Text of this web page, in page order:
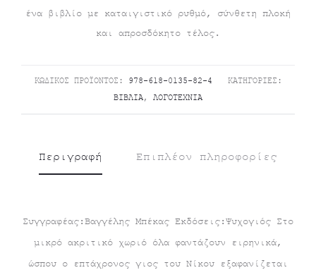
ένα βιβλίο με καταιγιστικό ρυθμό, σύνθετη πλοκή
και απροσδόκητο τέλος.
ΚΩΔΙΚΌΣ ΠΡΟΪΌΝΤΟΣ: 978-618-0135-82-4
ΚΑΤΗΓΟΡΊΕΣ:
ΒΙΒΛΊΑ, ΛΟΓΟΤΕΧΝΊΑ
Περιγραφή Επιπλέον πληροφορίες
Συγγραφέας:Βαγγέλης Μπέκας Εκδόσεις:Ψυχογιός Στο
μικρό ακριτικό χωριό όλα φαντάζουν ειρηνικά,
ώσπου ο επτάχρονος γιος του Νίκου εξαφανίζεται